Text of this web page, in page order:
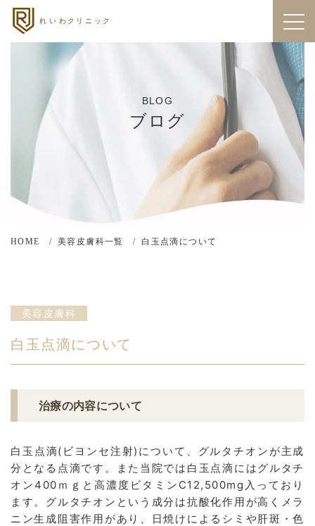
BLOG
ブログ
HOME 美容皮膚科一覧 白玉点滴について
美容皮膚科
白玉点滴について
治療の内容について
白玉点滴(ビヨンセ注射)について、グルタチオンが主成
分となる点滴です。また当院では白玉点滴にはグルタチ
オン400ｍｇと高濃度ビタミンC12,500mg入っており
ます。グルタチオンという成分は抗酸化作用が高くメラ
ニン生成阻害作用があり、日焼けによるシミや肝斑・色